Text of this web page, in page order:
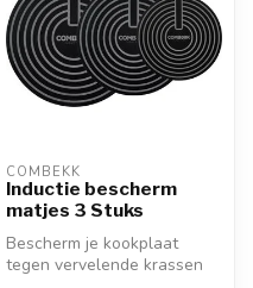
COMBEKK
Inductie bescherm
matjes 3 Stuks
Bescherm je kookplaat
tegen vervelende krassen